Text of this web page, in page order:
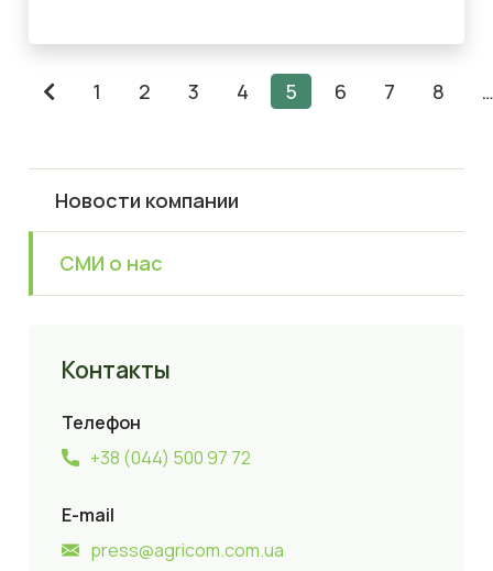
1 2 3 4 5 6 7 8 …
Новости компании
СМИ о нас
Контакты
Телефон
+38 (044) 500 97 72
E-mail
press@agricom.com.ua